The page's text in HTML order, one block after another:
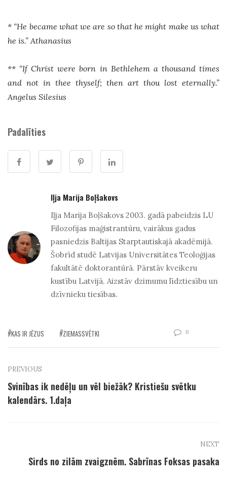
* “He became what we are so that he might make us what
he is.” Athanasius
** “If Christ were born in Bethlehem a thousand times
and not in thee thyself; then art thou lost eternally.”
Angelus Silesius
Padalīties
Iļja Marija Boļšakovs
Iļja Marija Boļšakovs 2003. gadā pabeidzis LU
Filozofijas maģistrantūru, vairākus gadus
pasniedzis Baltijas Starptautiskajā akadēmijā.
Šobrīd studē Latvijas Universitātes Teoloģijas
fakultātē doktorantūrā. Pārstāv kveikeru
kustību Latvijā. Aizstāv dzimumu līdztiesību un
dzīvnieku tiesības.
KAS IR JĒZUS ZIEMASSVĒTKI 0
PREVIOUS
Svinības ik nedēļu un vēl biežāk? Kristiešu svētku
kalendārs. 1.daļa
NEXT
Sirds no zilām zvaigznēm. Sabrīnas Foksas pasaka